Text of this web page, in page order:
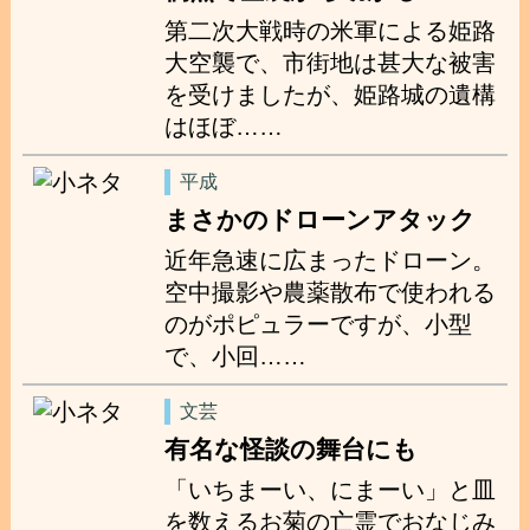
第二次大戦時の米軍による姫路
大空襲で、市街地は甚大な被害
を受けましたが、姫路城の遺構
はほぼ……
平成
まさかのドローンアタック
近年急速に広まったドローン。
空中撮影や農薬散布で使われる
のがポピュラーですが、小型
で、小回……
文芸
有名な怪談の舞台にも
「いちまーい、にまーい」と皿
を数えるお菊の亡霊でおなじみ